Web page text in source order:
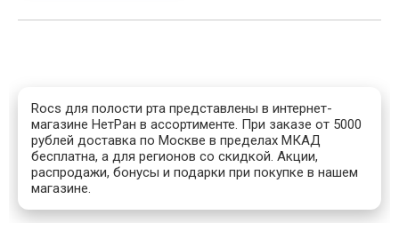
Rocs для полости рта представлены в интернет-
магазине НетРан в ассортименте. При заказе от 5000
рублей доставка по Москве в пределах МКАД
бесплатна, а для регионов со скидкой. Акции,
распродажи, бонусы и подарки при покупке в нашем
магазине.